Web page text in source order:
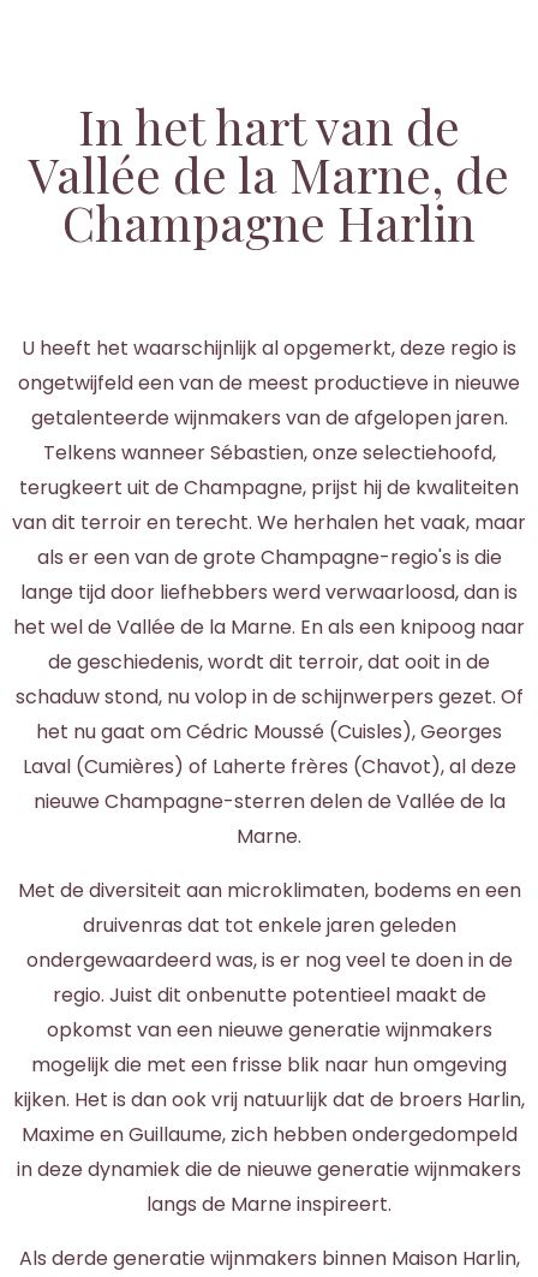
In het hart van de
Vallée de la Marne, de
Champagne Harlin
U heeft het waarschijnlijk al opgemerkt, deze regio is
ongetwijfeld een van de meest productieve in nieuwe
getalenteerde wijnmakers van de afgelopen jaren.
Telkens wanneer Sébastien, onze selectiehoofd,
terugkeert uit de Champagne, prijst hij de kwaliteiten
van dit terroir en terecht. We herhalen het vaak, maar
als er een van de grote Champagne-regio's is die
lange tijd door liefhebbers werd verwaarloosd, dan is
het wel de Vallée de la Marne. En als een knipoog naar
de geschiedenis, wordt dit terroir, dat ooit in de
schaduw stond, nu volop in de schijnwerpers gezet. Of
het nu gaat om Cédric Moussé (Cuisles), Georges
Laval (Cumières) of Laherte frères (Chavot), al deze
nieuwe Champagne-sterren delen de Vallée de la
Marne.
Met de diversiteit aan microklimaten, bodems en een
druivenras dat tot enkele jaren geleden
ondergewaardeerd was, is er nog veel te doen in de
regio. Juist dit onbenutte potentieel maakt de
opkomst van een nieuwe generatie wijnmakers
mogelijk die met een frisse blik naar hun omgeving
kijken. Het is dan ook vrij natuurlijk dat de broers Harlin,
Maxime en Guillaume, zich hebben ondergedompeld
in deze dynamiek die de nieuwe generatie wijnmakers
langs de Marne inspireert.
Als derde generatie wijnmakers binnen Maison Harlin,